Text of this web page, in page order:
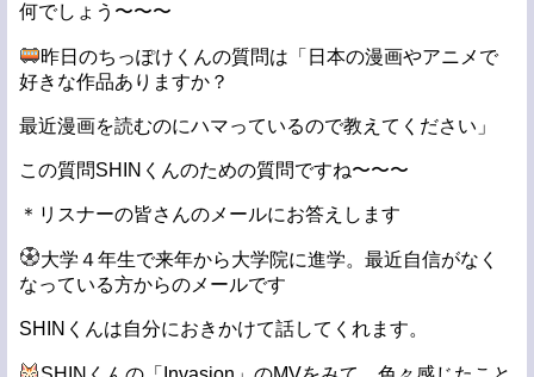
何でしょう〜〜〜
昨日のちっぽけくんの質問は「日本の漫画やアニメで
好きな作品ありますか？
最近漫画を読むのにハマっているので教えてください」
この質問SHINくんのための質問ですね〜〜〜
＊リスナーの皆さんのメールにお答えします
大学４年生で来年から大学院に進学。最近自信がなく
なっている方からのメールです
SHINくんは自分におきかけて話してくれます。